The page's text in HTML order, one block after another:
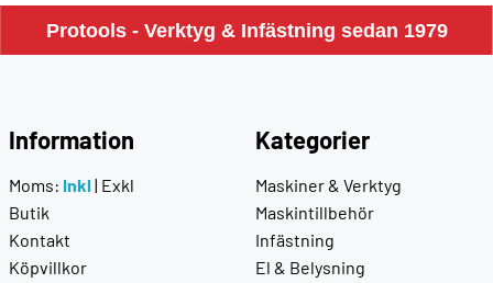
Protools - Verktyg & Infästning sedan 1979
Information
Moms: Inkl | Exkl
Butik
Kontakt
Köpvillkor
Kategorier
Maskiner & Verktyg
Maskintillbehör
Infästning
El & Belysning